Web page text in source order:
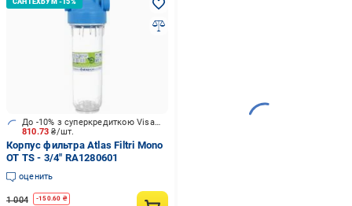
810.73₴/шт.
До -10% з суперкредиткою Visa Вигода
Корпус фильтра Atlas Filtri Mono
OT TS - 3/4" RA1280601
оценить
1 004 -150.60 ₴